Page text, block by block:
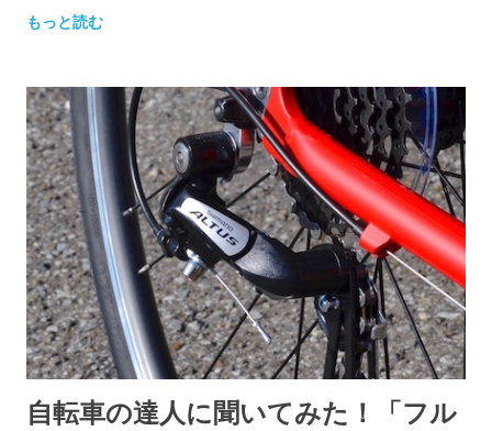
もっと読む
自転車の達人に聞いてみた！「フル